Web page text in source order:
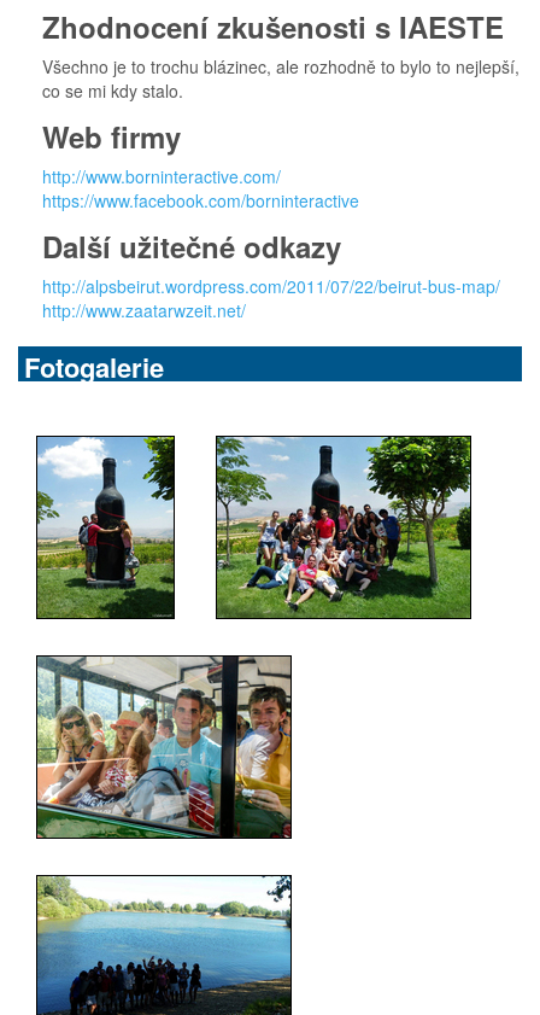
Zhodnocení zkušenosti s IAESTE
Všechno je to trochu blázinec, ale rozhodně to bylo to nejlepší,
co se mi kdy stalo.
Web firmy
http://www.borninteractive.com/
https://www.facebook.com/borninteractive
Další užitečné odkazy
http://alpsbeirut.wordpress.com/2011/07/22/beirut-bus-map/
http://www.zaatarwzeit.net/
Fotogalerie